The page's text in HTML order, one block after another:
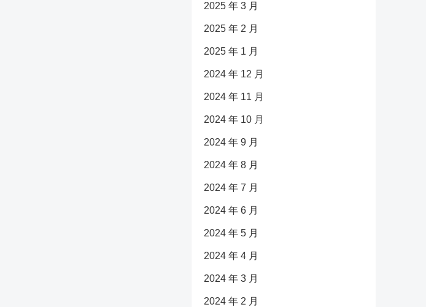
2025 年 3 月
2025 年 2 月
2025 年 1 月
2024 年 12 月
2024 年 11 月
2024 年 10 月
2024 年 9 月
2024 年 8 月
2024 年 7 月
2024 年 6 月
2024 年 5 月
2024 年 4 月
2024 年 3 月
2024 年 2 月